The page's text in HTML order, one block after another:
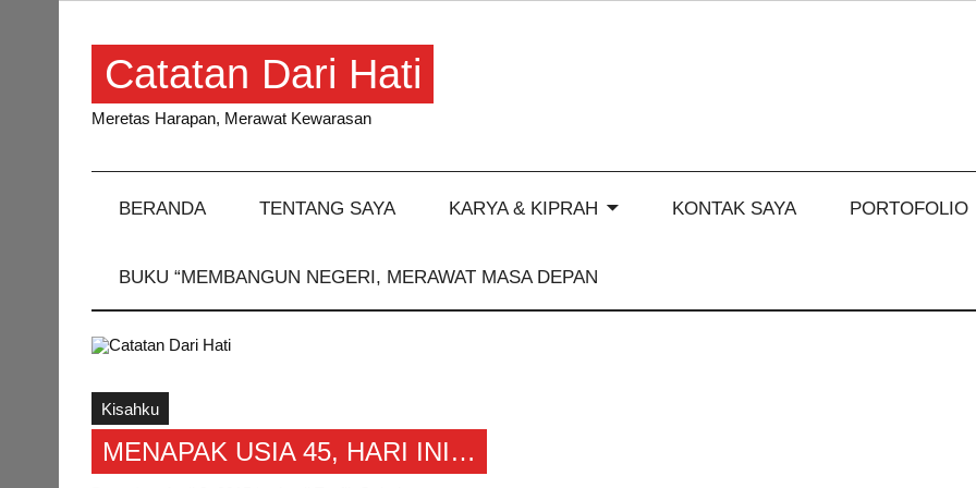
Catatan Dari Hati
Meretas Harapan, Merawat Kewarasan
BERANDA TENTANG SAYA KARYA & KIPRAH KONTAK SAYA PORTOFOLIO
BUKU “MEMBANGUN NEGERI, MERAWAT MASA DEPAN
Kisahku
MENAPAK USIA 45, HARI INI…